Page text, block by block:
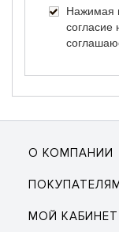
Нажимая
согласие
О КОМПАНИИ
МОЙ КАБИНЕТ